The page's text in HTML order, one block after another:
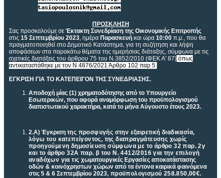
ΠΡΟΣΚΛΗΣΗ
Σας προσκαλούμε σε Έκτακτη Συνεδρίαση της Οικονομικής Επιτροπής
στις 15 Σεπτεμβρίου 2023, ημέρα Παρασκευή και ώρα 10:00 π.μ., που θα
πραγματοποιηθεί στο Δημοτικό Κατάστημα, για τη συζήτηση και λήψη
αποφάσεων στα παρακάτω θέματα της ημερήσιας διάταξης, σύμφωνα με τις
σχετικές διατάξεις του άρθρου 75 του Ν.3852/2010 (ΦΕΚ Α' 87) όπως
αντικαταστάθηκε με τον Ν 4876/2021 Άρθρο 102 παρ 5
ΕΓΚΡΙΣΗ ΓΙΑ ΤΟ ΚΑΤΕΠΕΙΓΟΝ ΤΗΣ ΣΥΝΕΔΡΙΑΣΗΣ.
Αποδοχή μίας (1) χρηματοδότησης από το Υπουργείο
Εσωτερικών, που αφορά αναμόρφωση του προϋπολογισμού
διαπιστωτικού χαρακτήρα, κατά το μήνα Αύγουστο έτους 2023.
2.Α) Έγκριση της προσφυγής στην εξαιρετική διαδικασία,
λόγω του κατεπείγοντος, της διαπραγμάτευσης χωρίς
προηγούμενη δημοσίευση σύμφωνα με το άρθρο 32 παρ. 2γ
και το άρθρο 32Α παρ. β του Ν. 4412/2016 για την επιλογή
αναδόχων για τις χωματουργικές Εργασίες αποκατάστασης
οδών & κοινόχρηστων χώρων από τα έντονα καιρικά φαινόμενα
στις 5 & 6 Σεπτεμβρίου 2023, προϋπολογισμού 258.850,00€.